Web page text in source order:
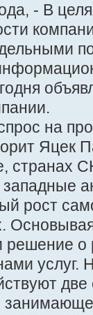
- В
на
Яцек
странах
западные
рост
о
две